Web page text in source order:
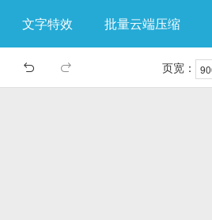
文字特效 批量云端压缩
  页宽：